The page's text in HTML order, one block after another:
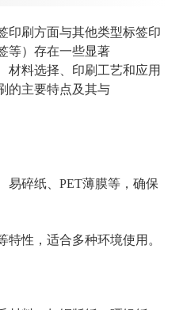
印刷方面与其他类型标签印
等）存在一些显著
材料选择、印刷工艺和应用
的主要特点及其与
易碎纸、PET薄膜等，确保
性，适合多种环境使用。